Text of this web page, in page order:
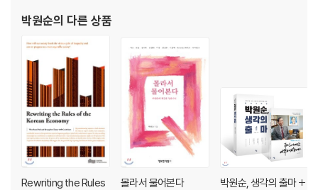
섬세함-마무리 하나로 전체 이미지와 점수를 수직상승시키는 힘
5장. 놓음, 채움의 시작
비움-모든 것을 버림으로써 더욱 큰 것을 얻는 가치
느긋함-페이스를 잃지 않고 인생을 달리게 하는 힘
관대함-‘양보’나 ‘포기’가 아니라 보다 큰 만족을 위한 선택
재미-내가 살아있음을 진정으로 즐기게 해주는 것
되살림-나와 사회와 자연이 모두 오래도록 건강하게 사는 것
박원순의 다른 상품
Rewriting the Rules
몰라서 물어본다
박원순, 생각의 출마 +